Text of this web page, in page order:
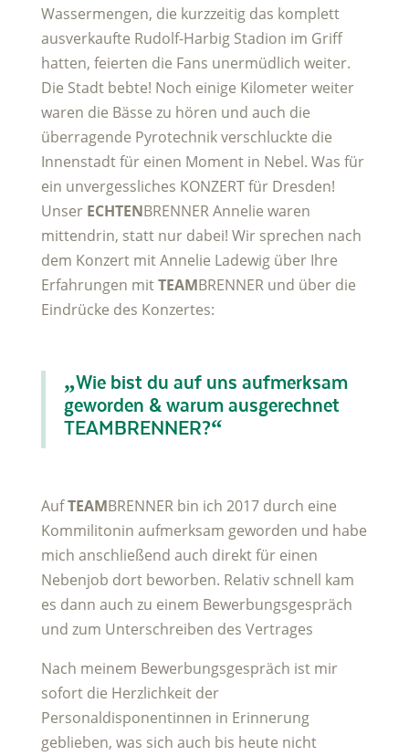
Wassermengen, die kurzzeitig das komplett
ausverkaufte Rudolf-Harbig Stadion im Griff
hatten, feierten die Fans unermüdlich weiter.
Die Stadt bebte! Noch einige Kilometer weiter
waren die Bässe zu hören und auch die
überragende Pyrotechnik verschluckte die
Innenstadt für einen Moment in Nebel. Was für
ein unvergessliches KONZERT für Dresden!
Unser ECHTENBRENNER Annelie waren
mittendrin, statt nur dabei! Wir sprechen nach
dem Konzert mit Annelie Ladewig über Ihre
Erfahrungen mitTEAMBRENNER und über die
Eindrücke des Konzertes:
„Wie bist du auf uns aufmerksam
geworden & warum ausgerechnet
TEAMBRENNER?“
AufTEAMBRENNER bin ich 2017 durch eine
Kommilitonin aufmerksam geworden und habe
mich anschließend auch direkt für einen
Nebenjob dort beworben. Relativ schnell kam
es dann auch zu einem Bewerbungsgespräch
und zum Unterschreiben des Vertrages
Nach meinem Bewerbungsgespräch ist mir
sofort die Herzlichkeit der
Personaldisponentinnen in Erinnerung
geblieben, was sich auch bis heute nicht